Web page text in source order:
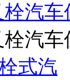
汽
汽